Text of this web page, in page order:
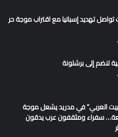
تواصل تهديد إسبانيا مع اقتراب موجة حر
تنضم إلى برشلونة
العربي” في مدريد يشعل موجة
سفراء ومثقفون عرب يدقون